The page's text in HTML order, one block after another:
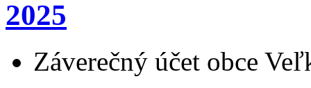
2025
Záverečný účet obce